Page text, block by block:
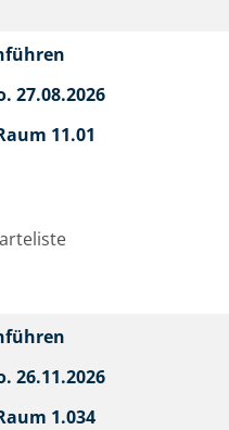
27.08.2026
11.01
26.11.2026
1.034